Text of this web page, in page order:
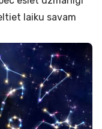
laiku savam